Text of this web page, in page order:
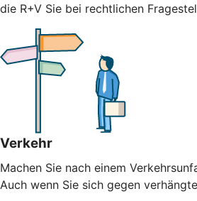
die R+V Sie bei rechtlichen
Verkehr
Machen Sie nach einem
Auch wenn Sie sich gegen